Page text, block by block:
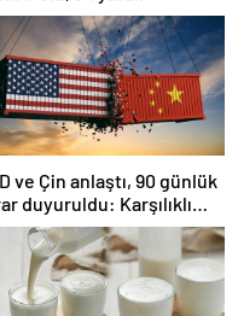
ve Çin anlaştı, 90 günlük
duyuruldu: Karşılıklı
indirimi geldi!